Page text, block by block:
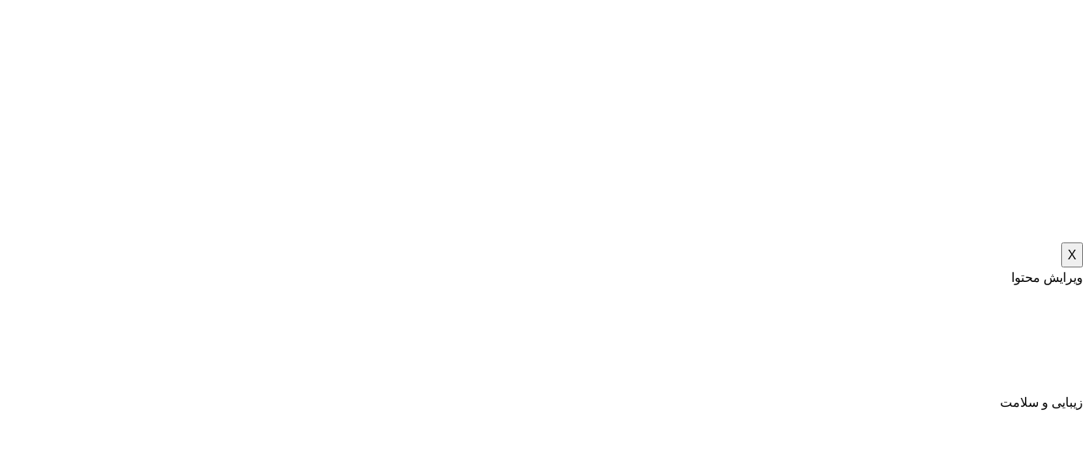
X
ویرایش محتوا
زیبایی و سلامت